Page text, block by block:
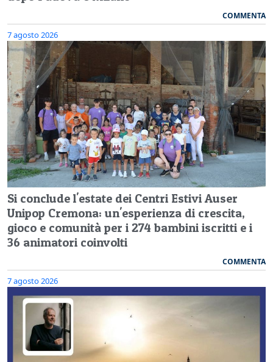
COMMENTA
7 agosto 2026
Si conclude l'estate dei Centri Estivi Auser
Unipop Cremona: un'esperienza di crescita,
gioco e comunità per i 274 bambini iscritti e i
36 animatori coinvolti
COMMENTA
7 agosto 2026